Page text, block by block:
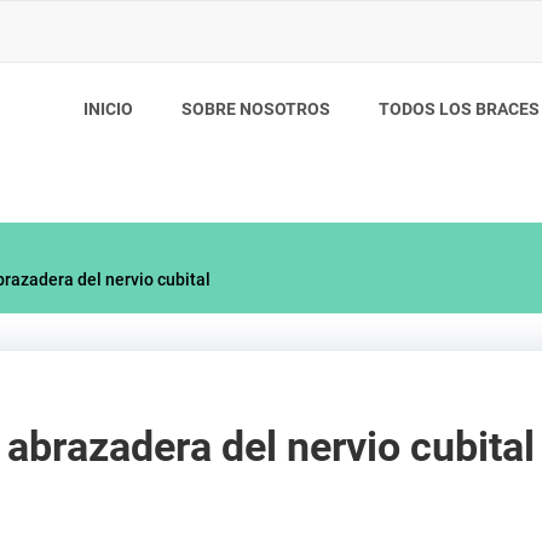
INICIO SOBRE NOSOTROS TODOS LOS BRACES
del nervio cubital
del nervio cubital